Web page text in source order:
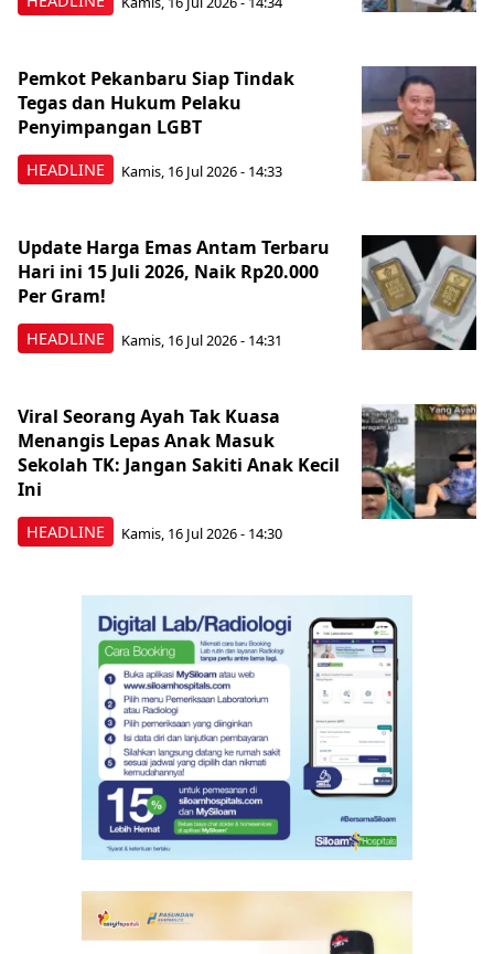
HEADLINE
Pemkot Pekanbaru Siap Tindak
Tegas dan Hukum Pelaku
Penyimpangan LGBT
Kamis, 16 Jul 2026 - 14:33
HEADLINE
Update Harga Emas Antam Terbaru
Hari ini 15 Juli 2026, Naik Rp20.000
Per Gram!
Kamis, 16 Jul 2026 - 14:31
HEADLINE
Viral Seorang Ayah Tak Kuasa
Menangis Lepas Anak Masuk
Sekolah TK: Jangan Sakiti Anak Kecil
Ini
Kamis, 16 Jul 2026 - 14:30